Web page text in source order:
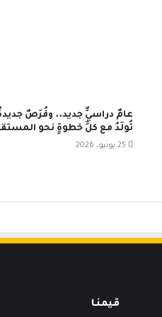
عامٌ دراسيٌّ جديد.. وفُرَصٌ
تُولَدُ مع كلِّ خطوةٍ نحو
25 يونيو، 2026
قيمنـا